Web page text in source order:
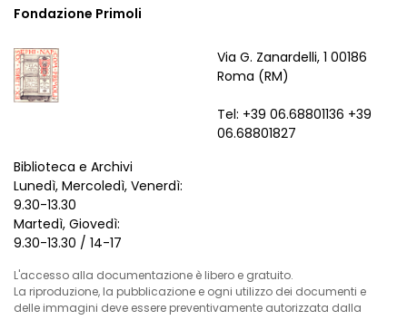
Fondazione Primoli
Via G. Zanardelli, 1 00186
Roma (RM)
Tel: +39 06.68801136 +39
06.68801827
Biblioteca e Archivi
Lunedì, Mercoledì, Venerdì:
9.30-13.30
Martedì, Giovedì:
9.30-13.30 / 14-17
L'accesso alla documentazione è libero e gratuito.
La riproduzione, la pubblicazione e ogni utilizzo dei documenti e
delle immagini deve essere preventivamente autorizzata dalla